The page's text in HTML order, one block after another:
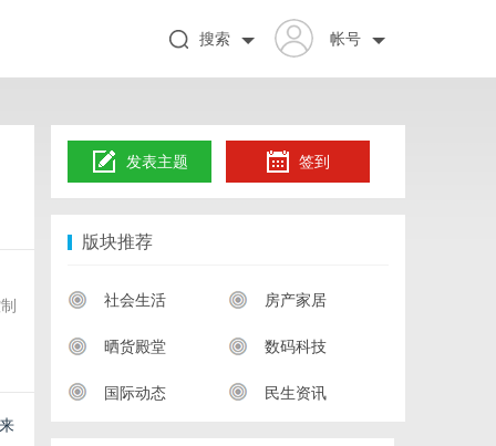
帐号
搜索
发表主题 签到
版块推荐
社会生活 房产家居
晒货殿堂 数码科技
国际动态 民生资讯